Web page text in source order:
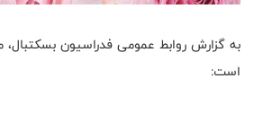
به گزارش روابط عمومی فدراسیون
است: